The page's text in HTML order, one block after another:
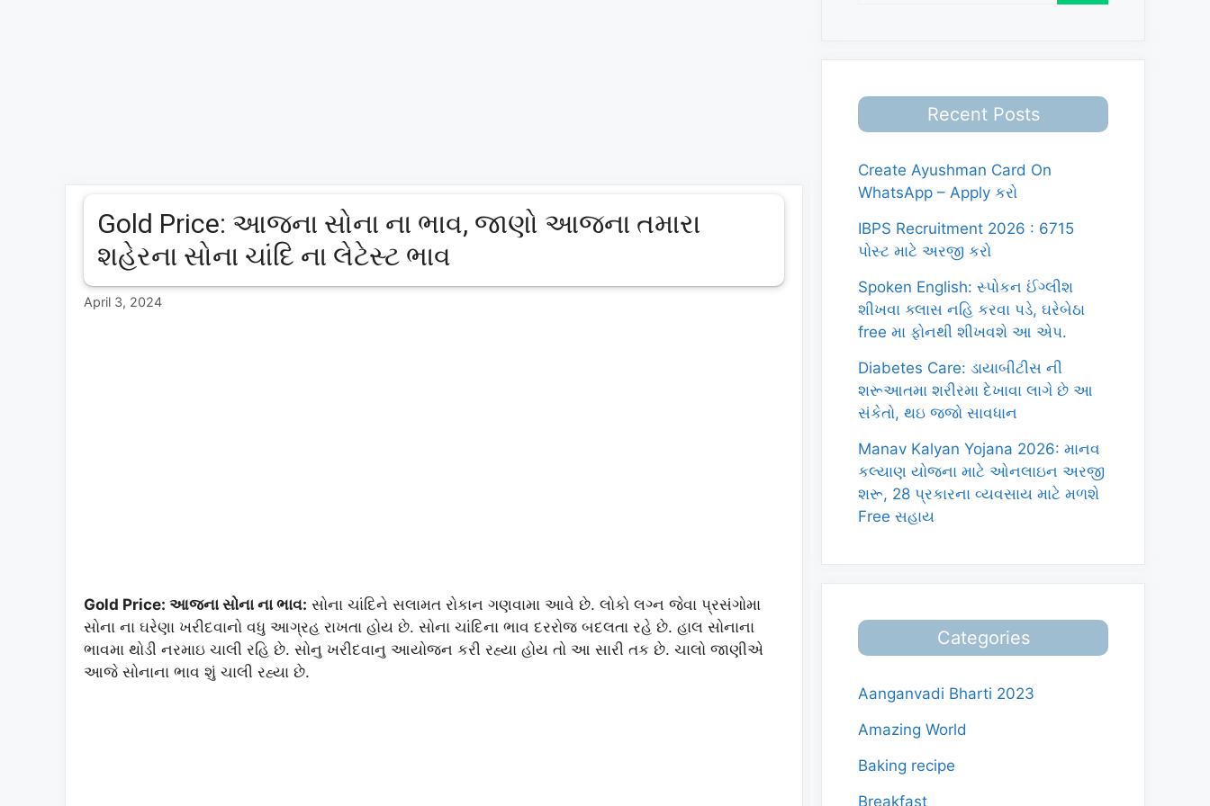
Gold Price: આજના સોના ના ભાવ, જાણો આજના તમારા
શહેરના સોના ચાંદિ ના લેટેસ્ટ ભાવ
April 3, 2024
Gold Price: આજના સોના ના ભાવ: સોના ચાંદિને સલામત રોકાન ગણવામા આવે છે. લોકો લગ્ન જેવા પ્રસંગોમા
સોના ના ઘરેણા ખરીદવાનો વધુ આગ્રહ રાખતા હોય છે. સોના ચાંદિના ભાવ દરરોજ બદલતા રહે છે. હાલ સોનાના
ભાવમા થોડી નરમાઇ ચાલી રહિ છે. સોનુ ખરીદવાનુ આયોજન કરી રહ્યા હોય તો આ સારી તક છે. ચાલો જાણીએ
આજે સોનાના ભાવ શું ચાલી રહ્યા છે.
Recent Posts
Create Ayushman Card On
WhatsApp – Apply કરો
IBPS Recruitment 2026 : 6715
પોસ્ટ માટે અરજી કરો
Spoken English: સ્પોકન ઈંગ્લીશ
શીખવા ક્લાસ નહિ કરવા પડે, ઘરેબેઠા
free મા ફોનથી શીખવશે આ એપ.
Diabetes Care: ડાયાબીટીસ ની
શરૂઆતમા શરીરમા દેખાવા લાગે છે આ
સંકેતો, થઇ જજો સાવધાન
Manav Kalyan Yojana 2026: માનવ
કલ્યાણ યોજના માટે ઓનલાઇન અરજી
શરૂ, 28 પ્રકારના વ્યવસાય માટે મળશે
Free સહાય
Categories
Aanganvadi Bharti 2023
Amazing World
Baking recipe
Breakfast